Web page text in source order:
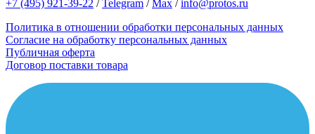
+7 (495) 921-39-22 /Telegram /Max /info@protos.ru
Политика в отношении обработки персональных данных
Согласие на обработку персональных данных
Публичная оферта
Договор поставки товара